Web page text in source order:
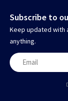
Subscribe to
Keep updated with
anything.